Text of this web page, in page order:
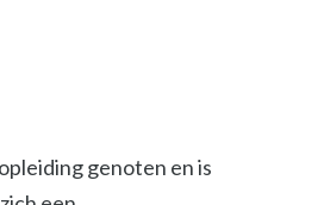
genoten en is